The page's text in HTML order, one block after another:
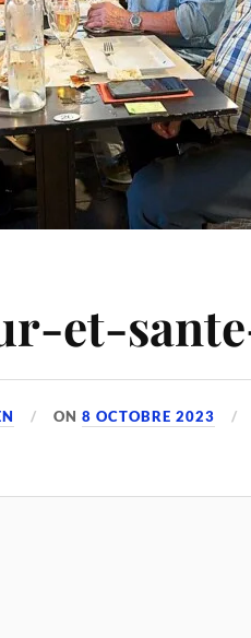
et-
ON8 OCTOBRE 2023